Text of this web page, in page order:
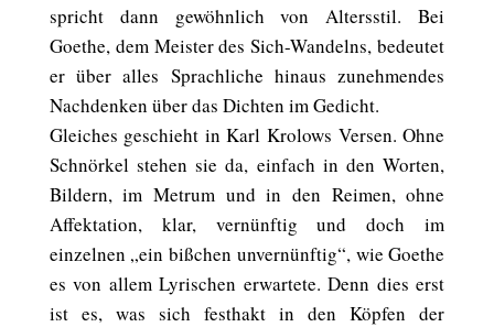
spricht dann gewöhnlich von Altersstil. Bei
Goethe, dem Meister des Sich-Wandelns, bedeutet
er über alles Sprachliche hinaus zunehmendes
Nachdenken über das Dichten im Gedicht.
Gleiches geschieht in Karl Krolows Versen. Ohne
Schnörkel stehen sie da, einfach in den Worten,
Bildern, im Metrum und in den Reimen, ohne
Affektation, klar, vernünftig und doch im
einzelnen „ein bißchen unvernünftig“, wie Goethe
es von allem Lyrischen erwartete. Denn dies erst
ist es, was sich festhakt in den Köpfen der